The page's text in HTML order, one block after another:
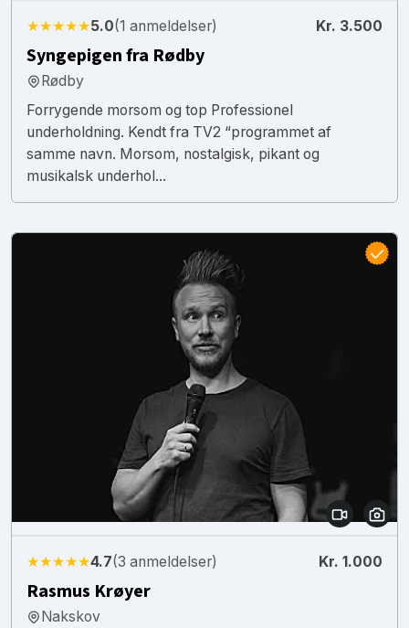
★★★★★5.0(1 anmeldelser) Kr. 3.500
Syngepigen fra Rødby
Rødby
Forrygende morsom og top Professionel
underholdning. Kendt fra TV2 “programmet af
samme navn. Morsom, nostalgisk, pikant og
musikalsk underhol...
★★★★★4.7(3 anmeldelser) Kr. 1.000
Rasmus Krøyer
Nakskov